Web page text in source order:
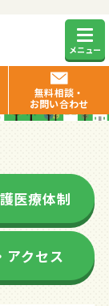
メニュー
無料相談・
お問い合わせ
いいく
医療体制
アクセス